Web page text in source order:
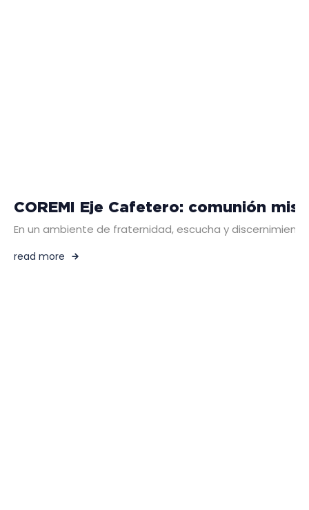
COREMI Eje Cafetero: comunión
En un ambiente de fraternidad, escucha y
read more